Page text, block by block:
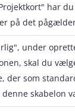
har
på det
under
skal du
der som
skabelon